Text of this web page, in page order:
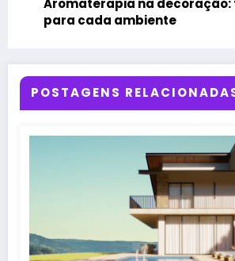
Aromaterapia na
para cada ambiente
POSTAGENS